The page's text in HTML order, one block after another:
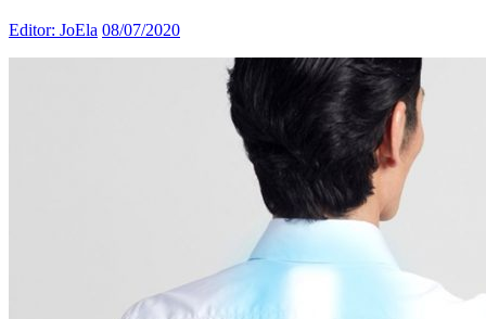
Editor: JoEla 08/07/2020